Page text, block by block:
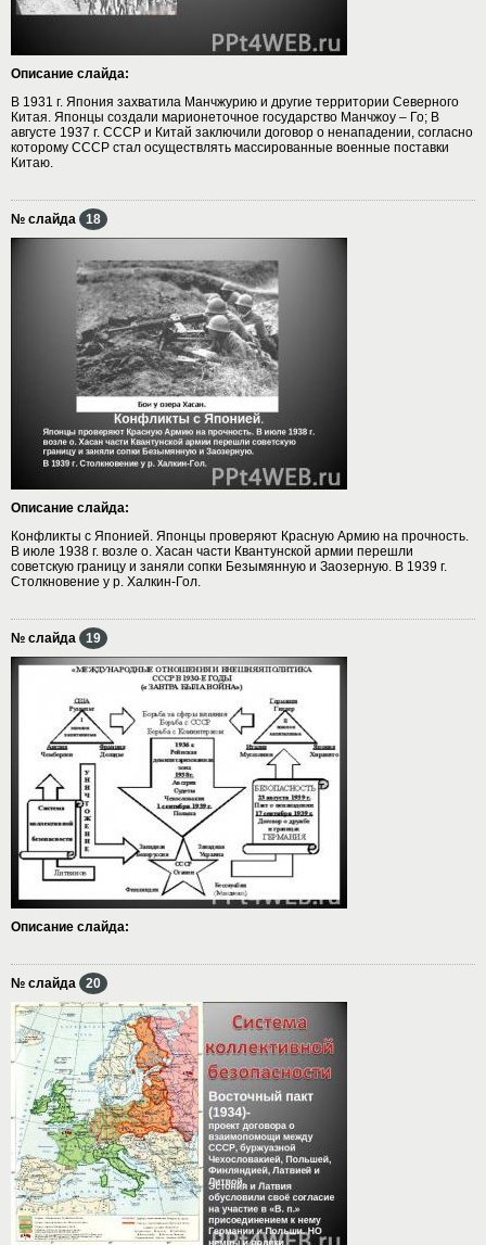
Описание слайда:
В 1931 г. Япония захватила Манчжурию и другие территории Северного
Китая. Японцы создали марионеточное государство Манчжоу – Го; В
августе 1937 г. СССР и Китай заключили договор о ненападении, согласно
которому СССР стал осуществлять массированные военные поставки
Китаю.
№ слайда 18
Описание слайда:
Конфликты с Японией. Японцы проверяют Красную Армию на прочность.
В июле 1938 г. возле о. Хасан части Квантунской армии перешли
советскую границу и заняли сопки Безымянную и Заозерную. В 1939 г.
Столкновение у р. Халкин-Гол.
№ слайда 19
Описание слайда:
№ слайда 20